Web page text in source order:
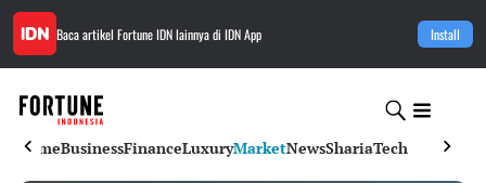
Baca artikel Fortune IDNlainnya di IDN App Install
HomeBusinessFinanceLuxuryMarketNewsShariaTech